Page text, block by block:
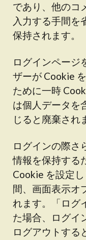
であり、他のコ
入力する手間を
保持されます。
ログインページ
ザーが Cookie
ために一時
は個人データを
じると廃棄され
ログインの際さ
情報を保持する
Cookie を設定
間、画面表示オ
れます。「ログ
た場合、ログイ
ログアウトする